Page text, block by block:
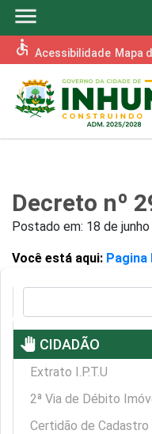
menu
accessible Acessibilidade Mapa
Decreto nº
Postado em: 18 de
Você está aqui: Pagina
pan_tool CIDADÃO
Extrato I.P.T.U
2ª Via de Débito
Certidão de